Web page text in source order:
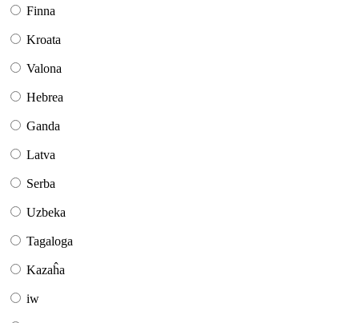
Finna
Kroata
Valona
Hebrea
Ganda
Latva
Serba
Uzbeka
Tagaloga
Kazaĥa
iw